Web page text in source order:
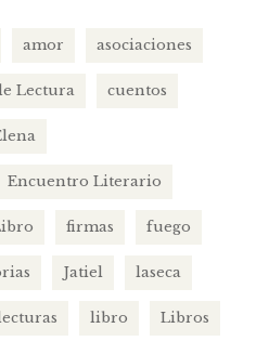
amor asociaciones
Lectura cuentos
Encuentro Literario
firmas fuego
Jatiel laseca
libro Libros